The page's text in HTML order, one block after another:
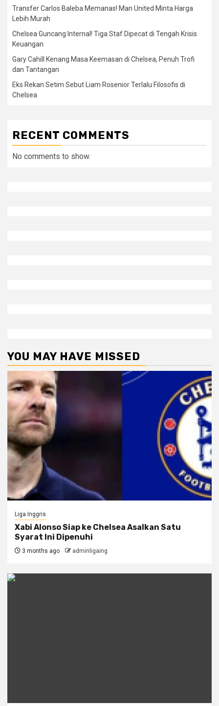
Transfer Carlos Baleba Memanas! Man United Minta Harga
Lebih Murah
Chelsea Guncang Internal! Tiga Staf Dipecat di Tengah Krisis
Keuangan
Gary Cahill Kenang Masa Keemasan di Chelsea, Penuh Trofi
dan Tantangan
Eks Rekan Setim Sebut Liam Rosenior Terlalu Filosofis di
Chelsea
RECENT COMMENTS
No comments to show.
YOU MAY HAVE MISSED
Liga Inggris
Xabi Alonso Siap ke Chelsea Asalkan Satu
Syarat Ini Dipenuhi
3 months ago adminligaing